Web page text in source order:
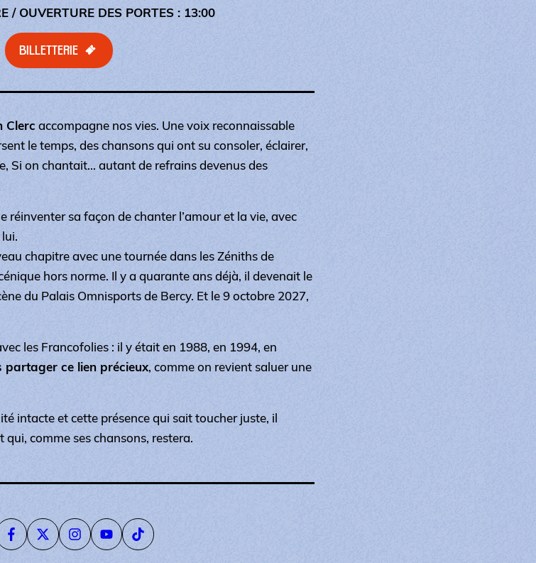
/ OUVERTURE DES PORTES : 13:00
BILLETTERIE
Clerc accompagne nos vies. Une voix reconnaissable
le temps, des chansons qui ont su consoler, éclairer,
, Si on chantait… autant de refrains devenus des
réinventer sa façon de chanter l’amour et la vie, avec
chapitre avec une tournée dans les Zéniths de
hors norme. Il y a quarante ans déjà, il devenait le
du Palais Omnisports de Bercy. Et le 9 octobre 2027,
les Francofolies : il y était en 1988, en 1994, en
partager ce lien précieux, comme on revient saluer une
intacte et cette présence qui sait toucher juste, il
comme ses chansons, restera.
Deezer
Page Facebook
Compte Twitter
Compte Instagram
Page Youtube
Compte Tiktok